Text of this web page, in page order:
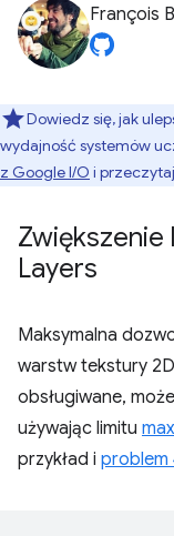
François
Dowiedz się, jak
wydajność systemów
z Google I/O i przeczytaj
Zwiększenie
Layers
Maksymalna
warstw tekstury
obsługiwane,
używając limitu
przykład i problem